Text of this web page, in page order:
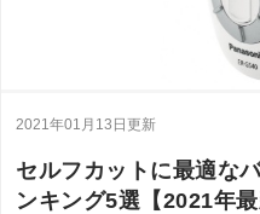
2021年01月13日更新
セルフカットに最適な
ンキング5選【2021年最